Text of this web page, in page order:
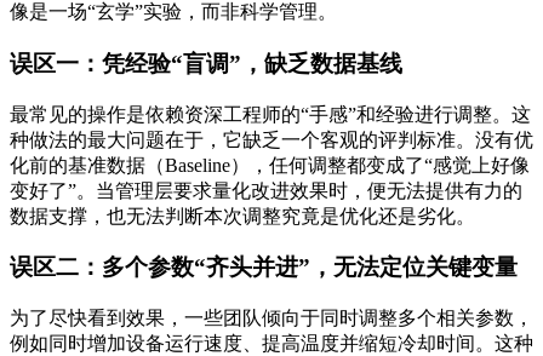
像是一场“玄学”实验，而非科学管理。
误区一：凭经验“盲调”，缺乏数据基线
最常见的操作是依赖资深工程师的“手感”和经验进行调整。这
种做法的最大问题在于，它缺乏一个客观的评判标准。没有优
化前的基准数据（Baseline），任何调整都变成了“感觉上好像
变好了”。当管理层要求量化改进效果时，便无法提供有力的
数据支撑，也无法判断本次调整究竟是优化还是劣化。
误区二：多个参数“齐头并进”，无法定位关键变量
为了尽快看到效果，一些团队倾向于同时调整多个相关参数，
例如同时增加设备运行速度、提高温度并缩短冷却时间。这种